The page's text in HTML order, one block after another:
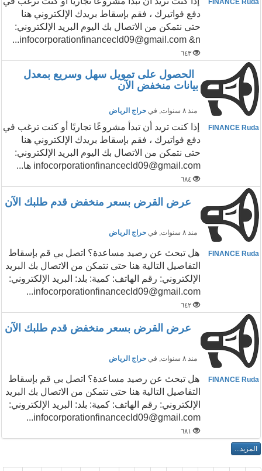
FINANCE Ruda
دفع فواتيرك ، فقم بإسقاط بريدك الإلكتروني هنا
حتى نتمكن من الاتصال بك اليوم البريد الإلكتروني:
infocorporationfinancecld09@gmail.com &n...
٦٤٣
الحصول على تمويل سهل وسريع بمعدل
بيانات منخفض الآن
منذ ٨ سنوات , في حراج الرياض
FINANCE Ruda
إذا كنت تريد أن تبدأ مشروعًا تجاريًا أو كنت ترغب في
دفع فواتيرك ، فقم بإسقاط بريدك الإلكتروني هنا
حتى نتمكن من الاتصال بك اليوم البريد الإلكتروني:
infocorporationfinancecld09@gmail.com ها...
٦٨٤
عرض القرض بسعر منخفض قدم طلبك الآن
منذ ٨ سنوات , في حراج الرياض
FINANCE Ruda
هل تبحث عن رصيد مساعدة؟ اتصل بي قم بإسقاط
التفاصيل التالية هنا حتى نتمكن من الاتصال بك البريد
الإلكتروني: رقم الهاتف: كمية: بلد: البريد الإلكتروني:
infocorporationfinancecld09@gmail.com...
٦٤٢
عرض القرض بسعر منخفض قدم طلبك الآن
منذ ٨ سنوات , في حراج الرياض
FINANCE Ruda
هل تبحث عن رصيد مساعدة؟ اتصل بي قم بإسقاط
التفاصيل التالية هنا حتى نتمكن من الاتصال بك البريد
الإلكتروني: رقم الهاتف: كمية: بلد: البريد الإلكتروني:
infocorporationfinancecld09@gmail.com...
٦٨١